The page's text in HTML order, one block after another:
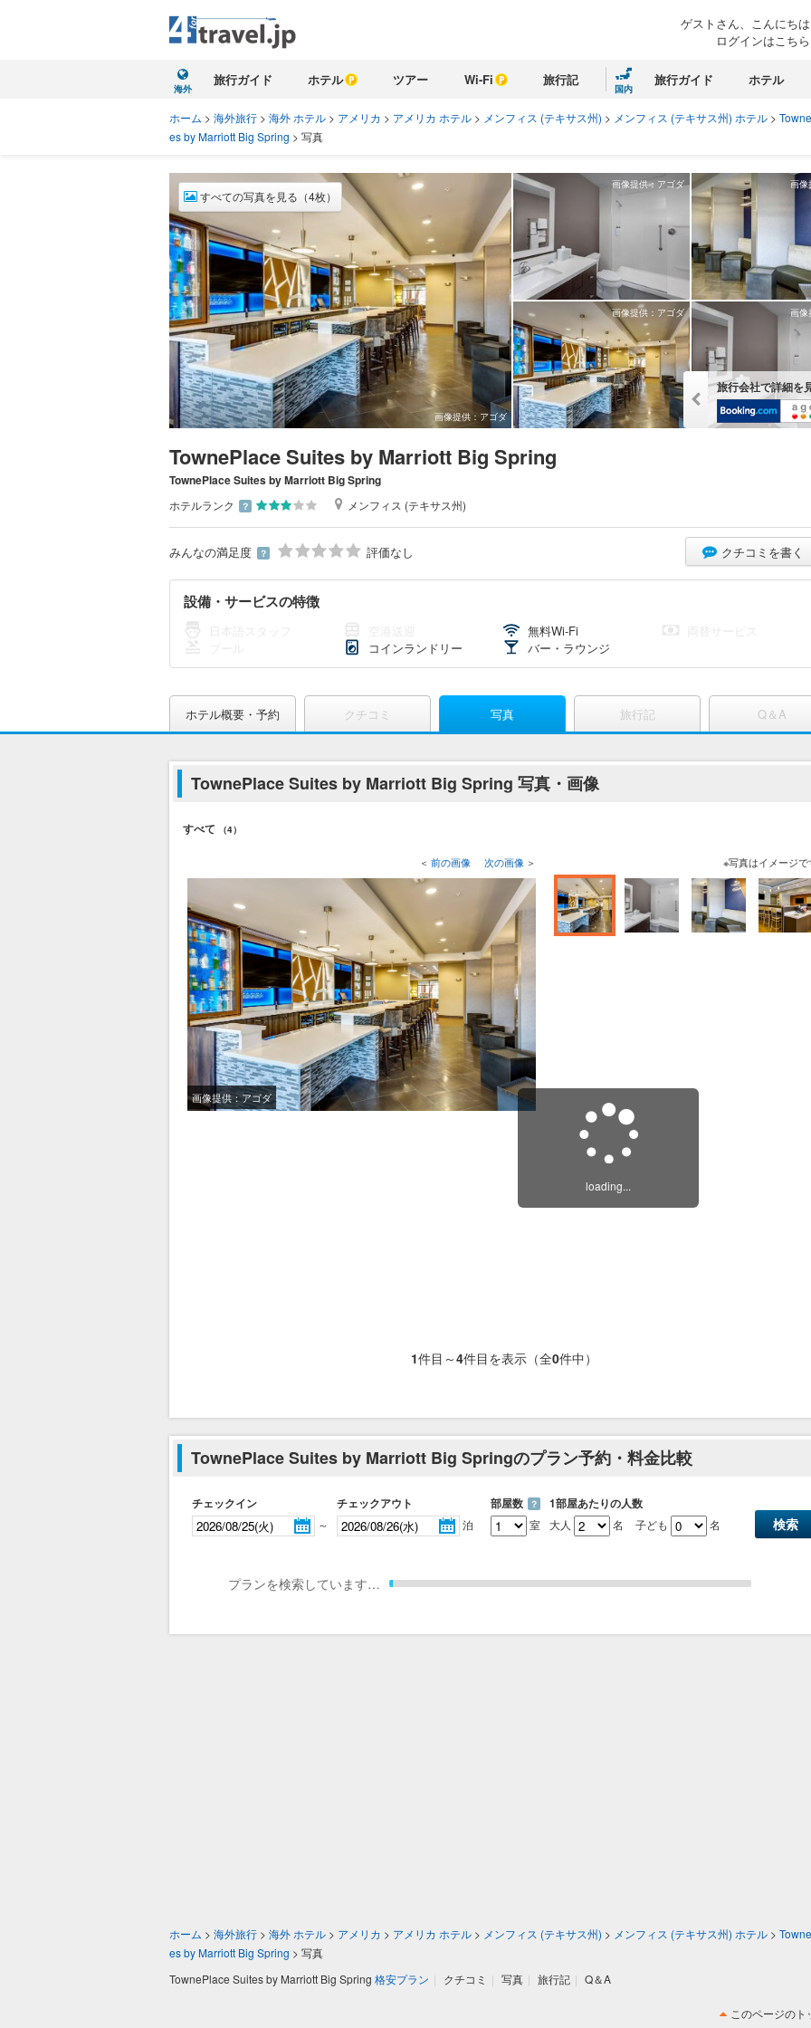
ゲストさん、こんにちは
ログインはこちら
海外
旅行ガイド ホテル ツアー Wi-Fi 旅行記
国内
旅行ガイド ホテル
ホーム > 海外旅行 > 海外 ホテル > アメリカ > アメリカ ホテル > メンフィス (テキサス州) > メンフィス (テキサス州) ホテル >
es by Marriott Big Spring > 写真
画像提供：アゴダ
すべての写真を見る（4枚）
画像提供：アゴダ 画像
画像提供：アゴダ 画像
旅行会社で詳細を
TownePlace Suites by Marriott Big Spring
TownePlace Suites by Marriott Big Spring
ホテルランク ？ メンフィス (テキサス州)
みんなの満足度 ？ 評価なし クチコミを書く
設備・サービスの特徴
無料Wi-Fi
コインランドリー バー・ラウンジ
ホテル概要・予約 クチコミ 写真 旅行記 Q＆A
TownePlace Suites by Marriott Big Spring 写真・画像
すべて （4）
＜ 前の画像 次の画像 ＞
画像提供：アゴダ
※写真はイメージで
1件目～4件目を表示（全0件中）
TownePlace Suites by Marriott Big Springのプラン予約・料金比較
チェックイン
～
チェックアウト
泊
部屋数 ？
室
1部屋あたりの人数
大人 名 子ども 名
プランを検索しています…
loading...
ホーム > 海外旅行 > 海外 ホテル > アメリカ > アメリカ ホテル > メンフィス (テキサス州) > メンフィス (テキサス州) ホテル >
es by Marriott Big Spring > 写真
TownePlace Suites by Marriott Big Spring 格安プラン | クチコミ | 写真 | 旅行記 | Q＆A
このページのト